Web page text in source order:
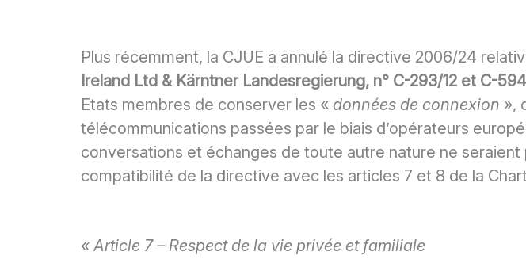
Plus récemment, la CJUE a annulé la directive 2006/24
Ireland Ltd & Kärntner Landesregierung, n° C-293/12 et C-
Etats membres de conserver les « données de connexion »,
télécommunications passées par le biais d’opérateurs
conversations et échanges de toute autre nature ne seraient
compatibilité de la directive avec les articles 7 et 8 de la
« Article 7 – Respect de la vie privée et familiale